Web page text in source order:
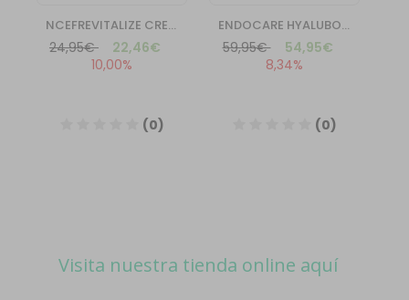
Visita nuestra tienda online aquí